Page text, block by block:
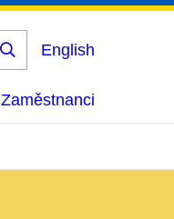
Vyhledat
English
Zaměstnanci